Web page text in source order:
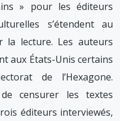
» pour les éditeurs
s’étendent au
la lecture. Les auteurs
aux États-Unis certains
de l’Hexagone.
censurer les textes
éditeurs interviewés,